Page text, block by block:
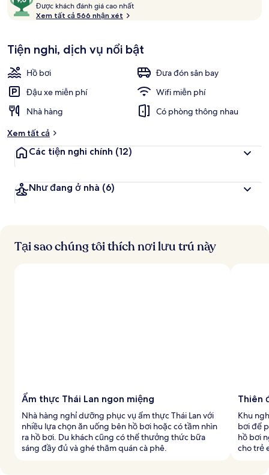
xét
trên
10,
khách
yêu
thích
Được khách đánh giá cao nhất
k
h
á
c
h
n
o
Xem tất cả 566 nhận xét
Tiện nghi, dịch vụ nổi bật
Hồ bơi
Đưa đón sân bay
Đậu xe miễn phí
Wifi miễn phí
Nhà hàng
Có phòng thông nhau
Xem tất cả
Các tiện nghi chính (12)
Như đang ở nhà (6)
Tại sao chúng tôi thích nơi lưu trú này
Ẩm thực Thái Lan ngon miệng
Nhà hàng nghỉ dưỡng phục vụ ẩm thực Thái Lan với
nhiều lựa chọn ăn uống bên hồ bơi hoặc có tầm nhìn
ra hồ bơi. Du khách cũng có thể thưởng thức bữa
sáng đầy đủ và ghé thăm quán cà phê.
Thiên
Khu
bơi để
hồ bơi
cho trẻ